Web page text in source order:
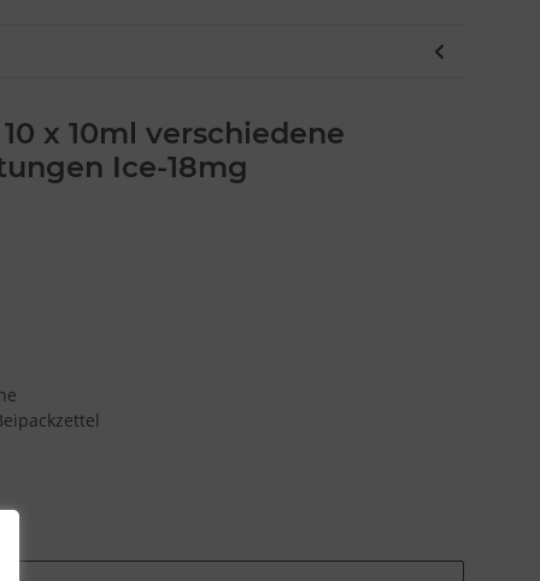
x 10ml verschiedene
Ice-18mg